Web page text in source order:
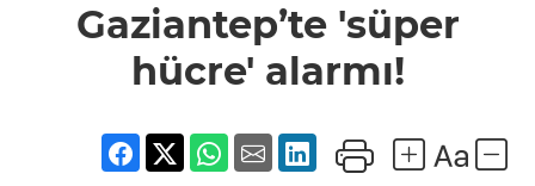
Gaziantep’te 'süper
hücre' alarmı!